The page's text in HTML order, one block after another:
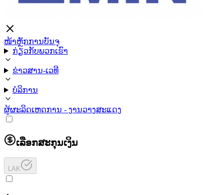
ໜ້າຫຼັກການບັນຈຸ
ກ່ຽວກັບພວກເຮົາ
ຂ່າວສານ-ເວທີ
ບໍລິການ
ຜູ້ຜະລິດເຫດການ - ງານວາງສະແດງ
ເລືອກສະກຸນເງິນ
LAK